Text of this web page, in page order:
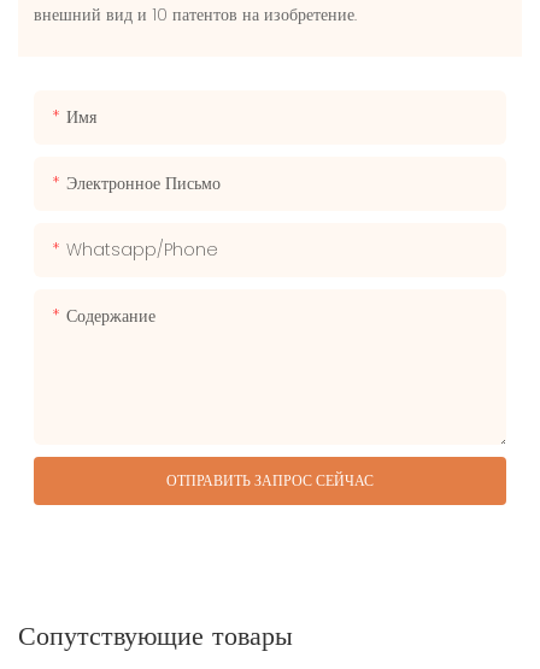
внешний вид и 10 патентов на изобретение.
Имя
Электронное Письмо
Whatsapp/phone
Содержание
ОТПРАВИТЬ ЗАПРОС СЕЙЧАС
Сопутствующие товары